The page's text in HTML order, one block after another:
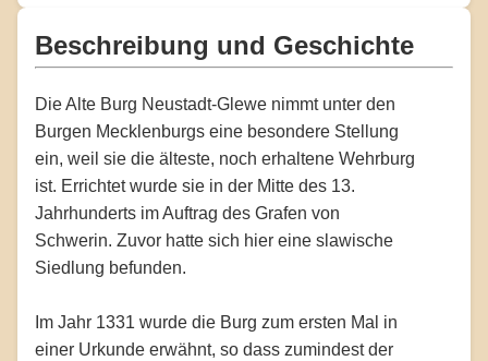
Beschreibung und Geschichte
Die Alte Burg Neustadt-Glewe nimmt unter den
Burgen Mecklenburgs eine besondere Stellung
ein, weil sie die älteste, noch erhaltene Wehrburg
ist. Errichtet wurde sie in der Mitte des 13.
Jahrhunderts im Auftrag des Grafen von
Schwerin. Zuvor hatte sich hier eine slawische
Siedlung befunden.
Im Jahr 1331 wurde die Burg zum ersten Mal in
einer Urkunde erwähnt, so dass zumindest der